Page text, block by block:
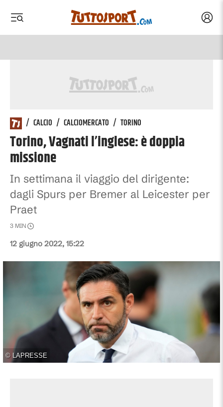
/ CALCIO / CALCIOMERCATO / TORINO
Torino, Vagnati l’inglese: è doppia
missione
In settimana il viaggio del dirigente:
dagli Spurs per Bremer al Leicester per
Praet
12 giugno 2022, 15:22
3 MIN
© LAPRESSE